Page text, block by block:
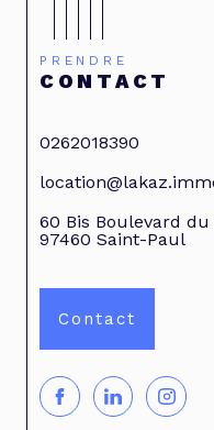
PRENDRE
CONTACT
0262018390
60 Bis Boulevard
97460
Saint-Paul
Contact